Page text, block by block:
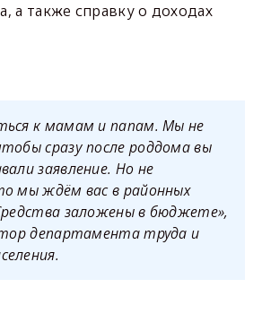
а также справку о доходах
к мамам и папам. Мы не
сразу после роддома вы
заявление. Но не
мы ждём вас в районных
заложены в бюджете»,
департамента труда и